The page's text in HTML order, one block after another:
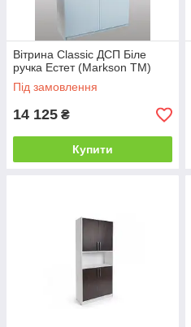
Вітрина Classic ДСП Біле
ручка Естет (Markson TM)
Під замовлення
14 125 ₴
Купити